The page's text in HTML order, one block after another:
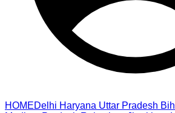
HOMEDelhi Haryana Uttar Pradesh